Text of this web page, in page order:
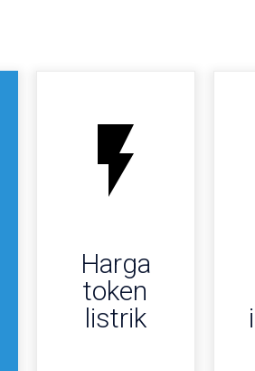
Harga
token
listrik